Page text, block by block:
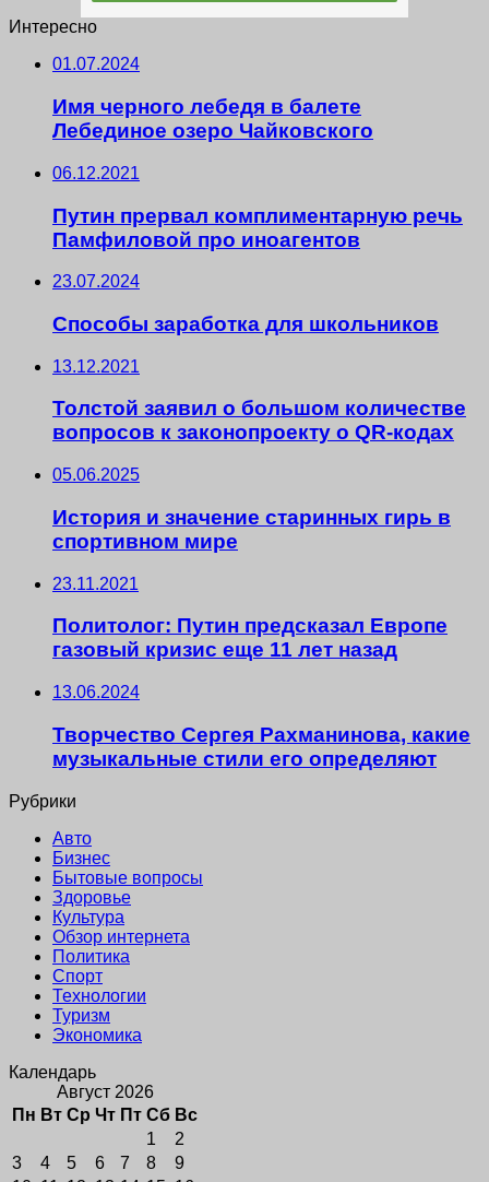
Интересно
01.07.2024
Имя черного лебедя в балете
Лебединое озеро Чайковского
06.12.2021
Путин прервал комплиментарную речь
Памфиловой про иноагентов
23.07.2024
Способы заработка для школьников
13.12.2021
Толстой заявил о большом количестве
вопросов к законопроекту о QR-кодах
05.06.2025
История и значение старинных гирь в
спортивном мире
23.11.2021
Политолог: Путин предсказал Европе
газовый кризис еще 11 лет назад
13.06.2024
Творчество Сергея Рахманинова, какие
музыкальные стили его определяют
Рубрики
Авто
Бизнес
Бытовые вопросы
Здоровье
Культура
Обзор интернета
Политика
Спорт
Технологии
Туризм
Экономика
Календарь
Август 2026
Пн Вт Ср Чт Пт Сб Вс
1
2
3
4 5 6 7 8
9